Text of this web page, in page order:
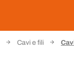
Cavi e fili